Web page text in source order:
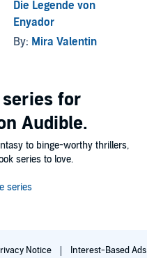
Die Legende von
Enyador
By: Mira Valentin
series for
Audible.
to binge-worthy thrillers,
series to love.
series
Notice Interest-Based Ads